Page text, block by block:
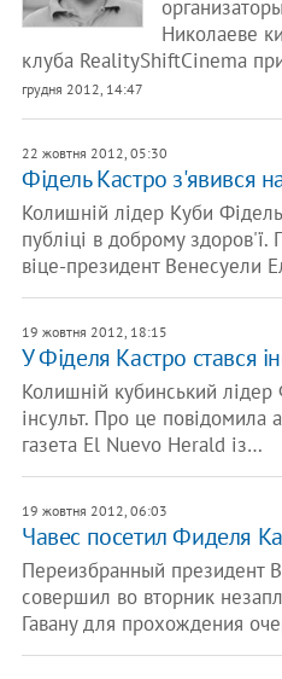
Николаеве
клуба RealityShiftCinema
грудня 2012, 14:47
22 жовтня 2012, 05:30
Фідель Кастро з'явився
Колишній лідер Куби
публіці в доброму
віце-президент Венесуели
19 жовтня 2012, 18:15
У Фіделя Кастро стався
Колишній кубинський лідер
інсульт. Про це повідомила
газета El Nuevo Herald із…
19 жовтня 2012, 06:03
Чавес посетил Фиделя
Переизбранный президент
совершил во вторник
Гавану для прохождения